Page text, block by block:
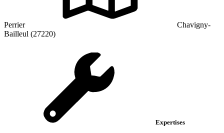
Perrier
Chavigny-
Bailleul (27220)
Expertises